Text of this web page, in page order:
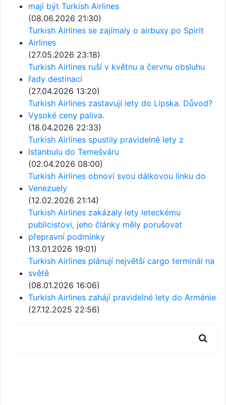
mají být Turkish Airlines
(08.06.2026 21:30)
Turkish Airlines se zajímaly o airbusy po Spirit
Airlines
(27.05.2026 23:18)
Turkish Airlines ruší v květnu a červnu obsluhu
řady destinací
(27.04.2026 13:20)
Turkish Airlines zastavují lety do Lipska. Důvod?
Vysoké ceny paliva.
(18.04.2026 22:33)
Turkish Airlines spustily pravidelné lety z
Istanbulu do Temešváru
(02.04.2026 08:00)
Turkish Airlines obnoví svou dálkovou linku do
Venezuely
(12.02.2026 21:14)
Turkish Airlines zakázaly lety leteckému
publicistovi, jeho články měly porušovat
přepravní podmínky
(13.01.2026 19:01)
Turkish Airlines plánují největší cargo terminál na
světě
(08.01.2026 16:06)
Turkish Airlines zahájí pravidelné lety do Arménie
(27.12.2025 22:56)